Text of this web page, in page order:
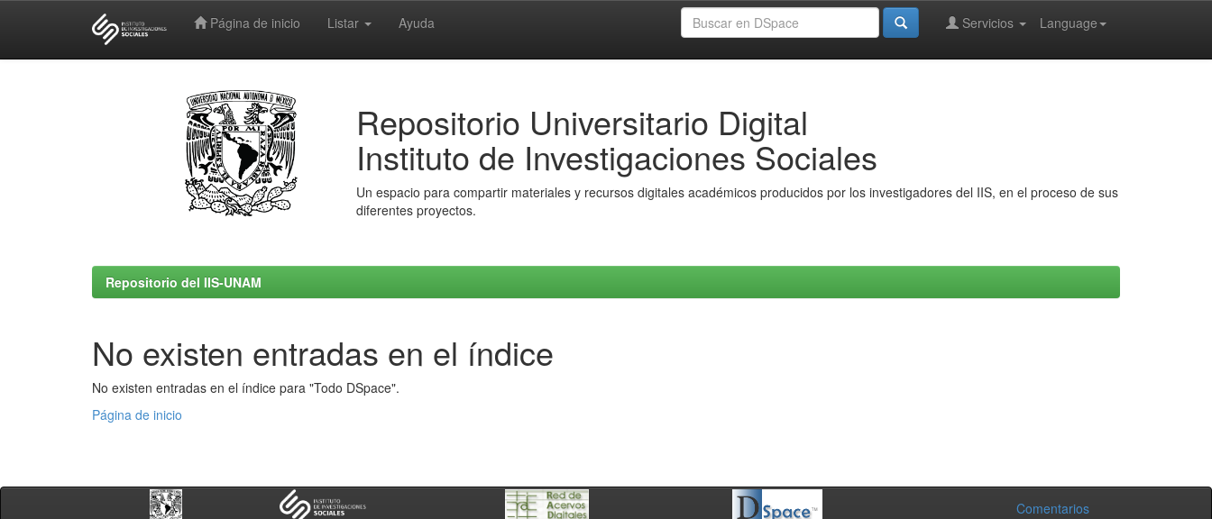
Página de inicio Listar Ayuda Language
Servicios
Repositorio Universitario Digital
Instituto de Investigaciones Sociales
Un espacio para compartir materiales y recursos digitales académicos producidos por los investigadores del IIS, en el proceso de sus
diferentes proyectos.
Repositorio del IIS-UNAM
No existen entradas en el índice
No existen entradas en el índice para "Todo DSpace".
Página de inicio
Comentarios